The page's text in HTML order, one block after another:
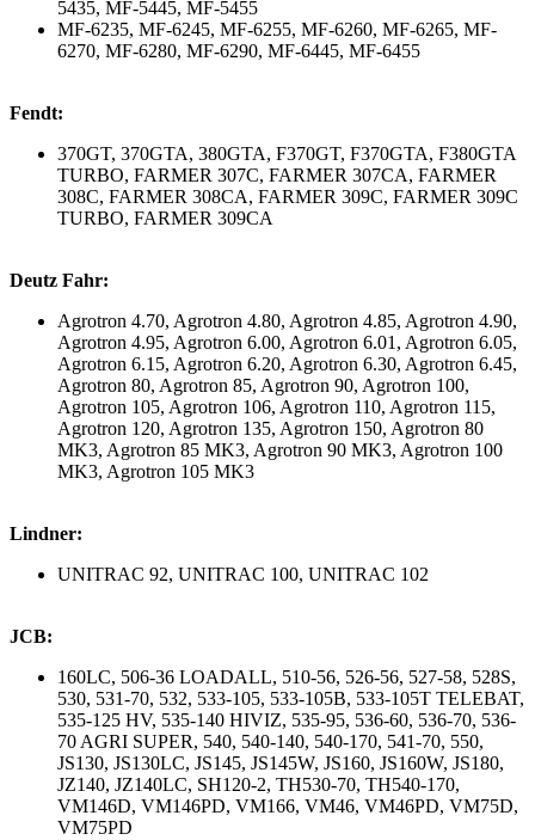
5435, MF-5445, MF-5455
MF-6235, MF-6245, MF-6255, MF-6260, MF-6265, MF-
6270, MF-6280, MF-6290, MF-6445, MF-6455
Fendt:
370GT, 370GTA, 380GTA, F370GT, F370GTA, F380GTA
TURBO, FARMER 307C, FARMER 307CA, FARMER
308C, FARMER 308CA, FARMER 309C, FARMER 309C
TURBO, FARMER 309CA
Deutz Fahr:
Agrotron 4.70, Agrotron 4.80, Agrotron 4.85, Agrotron 4.90,
Agrotron 4.95, Agrotron 6.00, Agrotron 6.01, Agrotron 6.05,
Agrotron 6.15, Agrotron 6.20, Agrotron 6.30, Agrotron 6.45,
Agrotron 80, Agrotron 85, Agrotron 90, Agrotron 100,
Agrotron 105, Agrotron 106, Agrotron 110, Agrotron 115,
Agrotron 120, Agrotron 135, Agrotron 150, Agrotron 80
MK3, Agrotron 85 MK3, Agrotron 90 MK3, Agrotron 100
MK3, Agrotron 105 MK3
Lindner:
UNITRAC 92, UNITRAC 100, UNITRAC 102
JCB:
160LC, 506-36 LOADALL, 510-56, 526-56, 527-58, 528S,
530, 531-70, 532, 533-105, 533-105B, 533-105T TELEBAT,
535-125 HV, 535-140 HIVIZ, 535-95, 536-60, 536-70, 536-
70 AGRI SUPER, 540, 540-140, 540-170, 541-70, 550,
JS130, JS130LC, JS145, JS145W, JS160, JS160W, JS180,
JZ140, JZ140LC, SH120-2, TH530-70, TH540-170,
VM146D, VM146PD, VM166, VM46, VM46PD, VM75D,
VM75PD